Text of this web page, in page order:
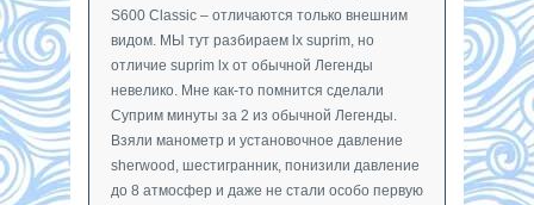
S600 Classic – отличаются только внешним
видом. МЫ тут разбираем lx suprim, но
отличие suprim lx от обычной Легенды
невелико. Мне как-то помнится сделали
Суприм минуты за 2 из обычной Легенды.
Взяли манометр и установочное давление
sherwood, шестигранник, понизили давление
до 8 атмосфер и даже не стали особо первую